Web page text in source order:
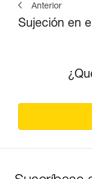
Anterior
Sujeción en